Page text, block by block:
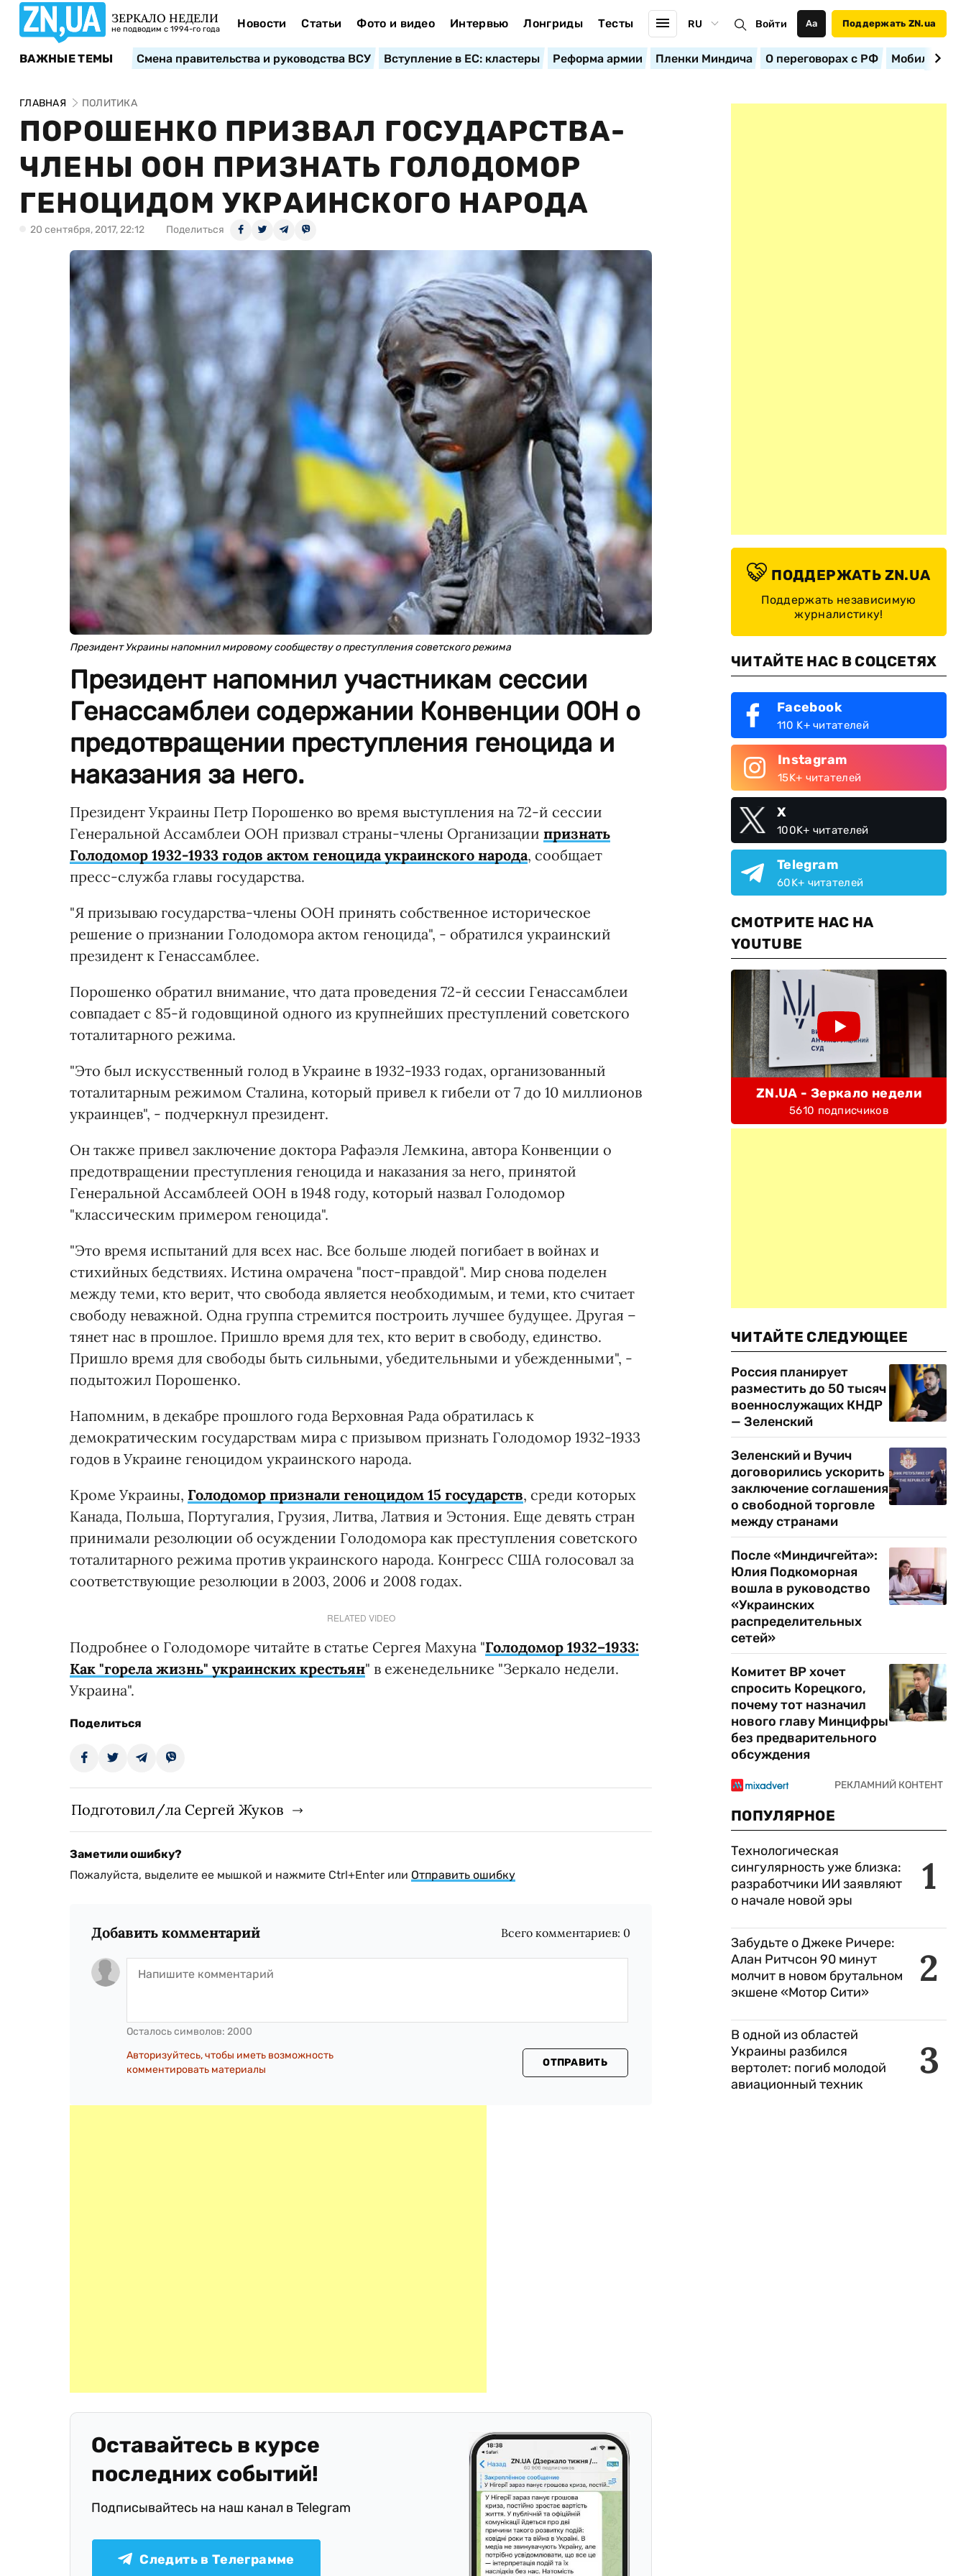
ЗЕРКАЛО НЕДЕЛИ
не подводим с 1994-го года Новости Статьи Фото и видео Интервью Лонгриды Тесты RU Войти Аа Поддержать ZN.ua
ВАЖНЫЕ ТЕМЫ Смена правительства и руководства ВСУ Вступление в ЕС: кластеры Реформа армии Пленки Миндича О переговорах с РФ
ГЛАВНАЯ ПОЛИТИКА
ПОРОШЕНКО ПРИЗВАЛ ГОСУДАРСТВА-
ЧЛЕНЫ ООН ПРИЗНАТЬ ГОЛОДОМОР
ГЕНОЦИДОМ УКРАИНСКОГО НАРОДА
20 сентября, 2017, 22:12 Поделиться
Президент Украины напомнил мировому сообществу о преступления советского режима
Президент напомнил участникам сессии
Генассамблеи содержании Конвенции ООН о
предотвращении преступления геноцида и
наказания за него.
Президент Украины Петр Порошенко во время выступления на 72-й сессии
Генеральной Ассамблеи ООН призвал страны-члены Организации признать
Голодомор 1932-1933 годов актом геноцида украинского народа, сообщает
пресс-служба главы государства.
"Я призываю государства-члены ООН принять собственное историческое
решение о признании Голодомора актом геноцида", - обратился украинский
президент к Генассамблее.
Порошенко обратил внимание, что дата проведения 72-й сессии Генассамблеи
совпадает с 85-й годовщиной одного из крупнейших преступлений советского
тоталитарного режима.
"Это был искусственный голод в Украине в 1932-1933 годах, организованный
тоталитарным режимом Сталина, который привел к гибели от 7 до 10 миллионов
украинцев", - подчеркнул президент.
Он также привел заключение доктора Рафаэля Лемкина, автора Конвенции о
предотвращении преступления геноцида и наказания за него, принятой
Генеральной Ассамблеей ООН в 1948 году, который назвал Голодомор
"классическим примером геноцида".
"Это время испытаний для всех нас. Все больше людей погибает в войнах и
стихийных бедствиях. Истина омрачена "пост-правдой". Мир снова поделен
между теми, кто верит, что свобода является необходимым, и теми, кто считает
свободу неважной. Одна группа стремится построить лучшее будущее. Другая –
тянет нас в прошлое. Пришло время для тех, кто верит в свободу, единство.
Пришло время для свободы быть сильными, убедительными и убежденными", -
подытожил Порошенко.
Напомним, в декабре прошлого года Верховная Рада обратилась к
демократическим государствам мира с призывом признать Голодомор 1932-1933
годов в Украине геноцидом украинского народа.
Кроме Украины, Голодомор признали геноцидом 15 государств, среди которых
Канада, Польша, Португалия, Грузия, Литва, Латвия и Эстония. Еще девять стран
принимали резолюции об осуждении Голодомора как преступления советского
тоталитарного режима против украинского народа. Конгресс США голосовал за
соответствующие резолюции в 2003, 2006 и 2008 годах.
RELATED VIDEO
Подробнее о Голодоморе читайте в статье Сергея Махуна "Голодомор 1932–1933:
Как "горела жизнь" украинских крестьян" в еженедельнике "Зеркало недели.
Украина".
Поделиться
Подготовил/ла Сергей Жуков
Заметили ошибку?
Пожалуйста, выделите ее мышкой и нажмите Ctrl+Enter или Отправить ошибку
Добавить комментарий Всего комментариев: 0
Осталось символов: 2000
Авторизуйтесь, чтобы иметь возможность
комментировать материалы
ОТПРАВИТЬ
Оставайтесь в курсе
последних событий!
Подписывайтесь на наш канал в Telegram
Следить в Телеграмме
ПОДДЕРЖАТЬ ZN.UA
Поддержать независимую
журналистику!
ЧИТАЙТЕ НАС В СОЦСЕТЯХ
Facebook
110 K+ читателей
Instagram
15K+ читателей
X
100K+ читателей
Telegram
60K+ читателей
СМОТРИТЕ НАС НА
YOUTUBE
ZN.UA - Зеркало недели
5610 подписчиков
ЧИТАЙТЕ СЛЕДУЮЩЕЕ
Россия планирует
разместить до 50 тысяч
военнослужащих КНДР
— Зеленский
Зеленский и Вучич
договорились ускорить
заключение соглашения
о свободной торговле
между странами
После «Миндичгейта»:
Юлия Подкоморная
вошла в руководство
«Украинских
распределительных
сетей»
Комитет ВР хочет
спросить Корецкого,
почему тот назначил
нового главу Минцифры
без предварительного
обсуждения
ПОПУЛЯРНОЕ
1
Технологическая
сингулярность уже близка:
разработчики ИИ заявляют
о начале новой эры
2
Забудьте о Джеке Ричере:
Алан Ритчсон 90 минут
молчит в новом брутальном
экшене «Мотор Сити»
3
В одной из областей
Украины разбился
вертолет: погиб молодой
авиационный техник